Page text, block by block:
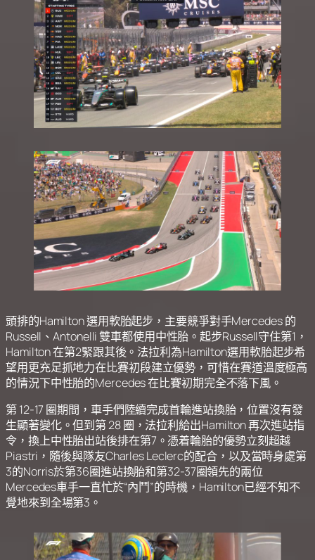
頭排的Hamilton 選用軟胎起步，主要競爭對手Mercedes 的
Russell、Antonelli 雙車都使用中性胎。起步Russell守住第1，
Hamilton 在第2緊跟其後。法拉利為Hamilton選用軟胎起步希
望用更充足抓地力在比賽初段建立優勢，可惜在賽道溫度極高
的情況下中性胎的Mercedes 在比賽初期完全不落下風。
第 12-17 圈期間，車手們陸續完成首輪進站換胎，位置沒有發
生顯著變化。但到第 28 圈，法拉利給出Hamilton 再次進站指
令，換上中性胎出站後排在第7。憑着輪胎的優勢立刻超越
Piastri，隨後與隊友Charles Leclerc的配合，以及當時身處第
3的Norris於第36圈進站換胎和第32-37圈領先的兩位
Mercedes車手一直忙於“內鬥”的時機，Hamilton已經不知不
覺地來到全場第3。